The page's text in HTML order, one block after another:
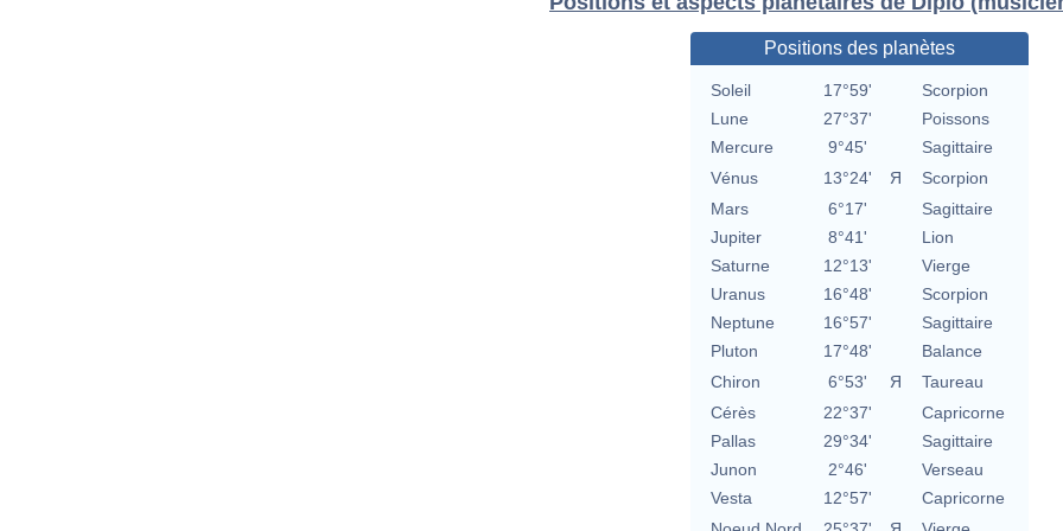
Positions des planètes
Soleil 17°59'
Scorpion
Lune
27°37'
Poissons
Mercure
9°45'
Sagittaire
Vénus
13°24' Я
Scorpion
Mars
6°17'
Sagittaire
Jupiter
8°41'
Lion
Saturne
12°13'
Vierge
Uranus
16°48'
Scorpion
Neptune
16°57'
Sagittaire
Pluton
17°48'
Balance
Chiron
6°53' Я
Taureau
Cérès
22°37'
Capricorne
Pallas
29°34'
Sagittaire
Junon
2°46'
Verseau
Vesta
12°57'
Capricorne